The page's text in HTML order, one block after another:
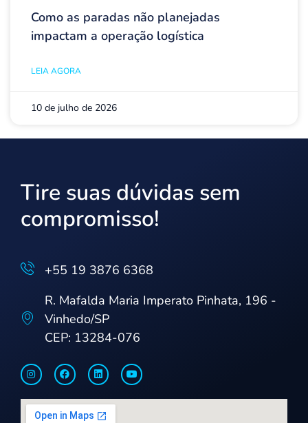
Como as paradas não planejadas
impactam a operação logística
LEIA AGORA
10 de julho de 2026
Tire suas dúvidas sem
compromisso!
+55 19 3876 6368
R. Mafalda Maria Imperato Pinhata, 196 -
Vinhedo/SP
CEP: 13284-076